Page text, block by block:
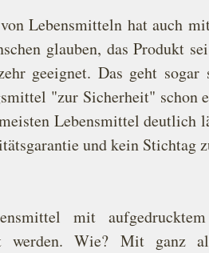
Lebensmitteln hat auch
glauben, das Produkt
geeignet. Das geht
"zur Sicherheit" schon
Lebensmittel deutlich
und kein Stichtag
mit
werden. Wie? Mit ganz